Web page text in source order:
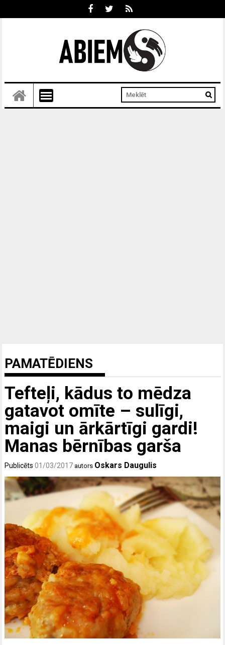
PAMATĒDIENS
Tefteļi, kādus to mēdza
gatavot omīte – sulīgi,
maigi un ārkārtīgi gardi!
Manas bērnības garša
Publicēts01/03/2017 autors Oskars Daugulis